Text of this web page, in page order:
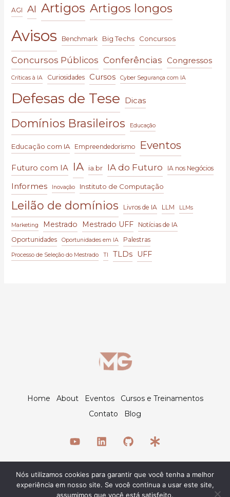
AGI AI Artigos Artigos longos
Avisos Benchmark Big Techs Concursos
Concursos Públicos Conferências Congressos
Críticas à IA Curiosidades Cursos Cyber Segurança com IA
Defesas de Tese Dicas
Domínios Brasileiros Educação
Educação com IA Empreendedorismo Eventos
Futuro com IA IA ia.br IA do Futuro IA nos Negócios
Informes Inovação Instituto de Computação
Leilão de domínios Livros de IA LLM LLMs
Marketing Mestrado Mestrado UFF
Notícias de IA
Oportunidades
Oportunidades em IA Palestras
Processo de Seleção do Mestrado TI TLDs UFF
Home About Eventos
Cursos e Treinamentos
Contato
Blog
© 2026 Maiquel Gomes
Nós utilizamos cookies para garantir que você tenha a melhor
experiência em nosso site. Se você continua a usar este site,
assumimos que você está satisfeito.